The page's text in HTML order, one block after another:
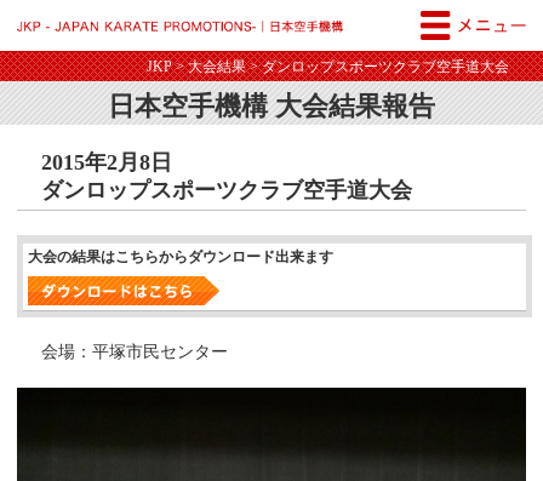
JKP>大会結果> ダンロップスポーツクラブ空手道大会
日本空手機構 大会結果報告
2015年2月8日
ダンロップスポーツクラブ空手道大会
大会の結果はこちらからダウンロード出来ます
会場：平塚市民センター